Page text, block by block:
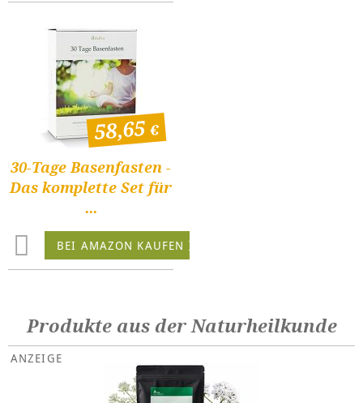
30-Tage Basenfasten -
Das komplette Set für
...
58,65
BEI AMAZON KAUFEN
Produkte aus der Naturheilkunde